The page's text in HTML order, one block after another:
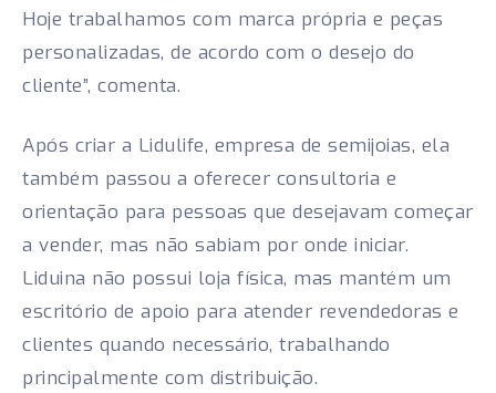
Hoje trabalhamos com marca própria e peças
personalizadas, de acordo com o desejo do
cliente”, comenta.
Após criar a Lidulife, empresa de semijoias, ela
também passou a oferecer consultoria e
orientação para pessoas que desejavam começar
a vender, mas não sabiam por onde iniciar.
Liduina não possui loja física, mas mantém um
escritório de apoio para atender revendedoras e
clientes quando necessário, trabalhando
principalmente com distribuição.